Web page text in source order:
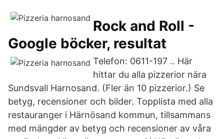
Rock and Roll -
Google böcker, resultat
Telefon: 0611-197 .. Här
hittar du alla pizzerior nära
Sundsvall Harnosand. (Fler än 10 pizzerior.) Se
betyg, recensioner och bilder. Topplista med alla
restauranger i Härnösand kommun, tillsammans
med mängder av betyg och recensioner av våra